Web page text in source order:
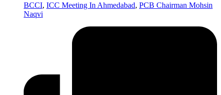
BCCI, ICC Meeting In Ahmedabad, PCB Chairman Mohsin
Naqvi